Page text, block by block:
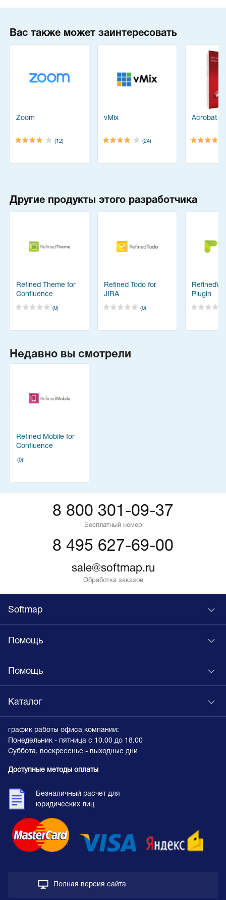
Вас также может заинтересовать
Zoom
(12)
vMix
(24)
Acrobat
Другие продукты этого разработчика
Refined Theme for
Confluence
(0)
Refined Todo for
JIRA
(0)
Plugin
Недавно вы смотрели
Refined Mobile for
Confluence
(0)
8 800 301-09-37
Бесплатный номер
8 495 627-69-00
sale@softmap.ru
Обработка заказов
Softmap
Помощь
Помощь
Каталог
график работы офиса компании:
Понедельник - пятница с 10.00 до 18.00
Суббота, воскресенье - выходные дни
Доступные методы оплаты
Безналичный расчет для
юридических лиц
Полная версия сайта